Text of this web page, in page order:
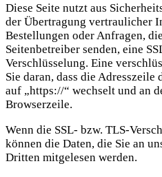
Diese Seite nutzt aus
der Übertragung vertraulicher
Bestellungen oder Anfragen,
Seitenbetreiber senden, eine
Verschlüsselung. Eine
Sie daran, dass die Adresszeile
auf „https://“ wechselt und an
Browserzeile.
Wenn die SSL- bzw. TLS-
können die Daten, die Sie an
Dritten mitgelesen werden.